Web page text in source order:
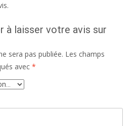
à laisser votre avis sur
sera pas publiée. Les champs
avec *